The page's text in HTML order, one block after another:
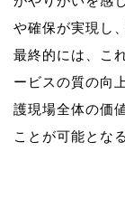
や確保が実現し
最終的には、こ
ービスの質の向
護現場全体の価